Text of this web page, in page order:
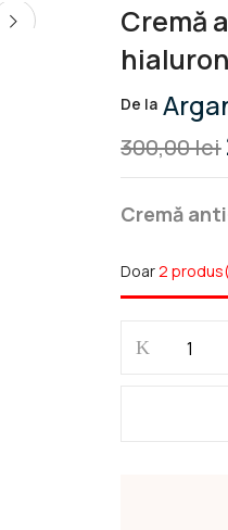
Cremă
De la
300,00lei
Cremă
Doar 2
Salvează-mi numele, emailul și